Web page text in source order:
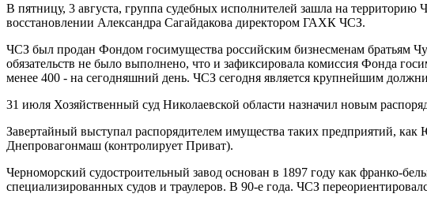
В пятницу, 3 августа, группа судебных исполнителей зашла на территорию
восстановлении Александра Сагайдакова директором ГАХК ЧСЗ.
ЧСЗ был продан Фондом госимущества российским бизнесменам братьям
обязательств не было выполнено, что и зафиксировала комиссия Фонда
менее 400 - на сегодняшний день. ЧСЗ сегодня является крупнейшим
31 июля Хозяйственный суд Николаевской области назначил новым
Завертайный выступал распорядителем имущества таких предприятий,
Днепровагонмаш (контролирует Приват).
Черноморский судостроительный завод основан в 1897 году как франко-
специализированных судов и траулеров. В 90-е года. ЧСЗ